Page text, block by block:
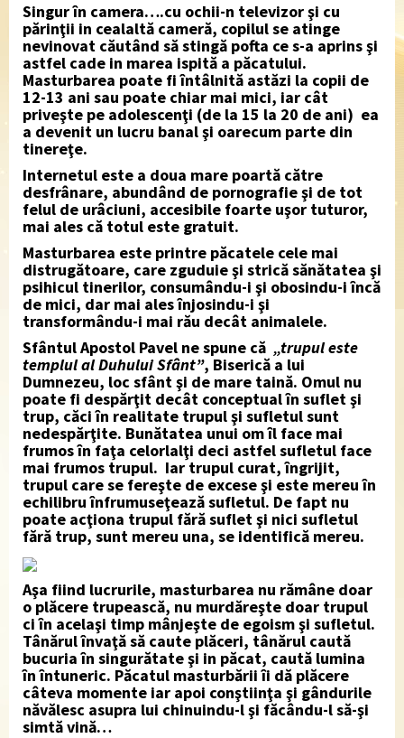
Singur în camera….cu ochii-n televizor şi cu
părinţii in cealaltă cameră, copilul se atinge
nevinovat căutând să stingă pofta ce s-a aprins şi
astfel cade in marea ispită a păcatului.
Masturbarea poate fi întâlnită astăzi la copii de
12-13 ani sau poate chiar mai mici, iar cât
priveşte pe adolescenţi (de la 15 la 20 de ani) ea
a devenit un lucru banal şi oarecum parte din
tinereţe.
Internetul este a doua mare poartă către
desfrânare, abundând de pornografie şi de tot
felul de urâciuni, accesibile foarte uşor tuturor,
mai ales că totul este gratuit.
Masturbarea este printre păcatele cele mai
distrugătoare, care zguduie şi strică sănătatea şi
psihicul tinerilor, consumându-i şi obosindu-i încă
de mici, dar mai ales înjosindu-i şi
transformându-i mai rău decât animalele.
Sfântul Apostol Pavel ne spune că „trupul este
templul al Duhului Sfânt”, Biserică a lui
Dumnezeu, loc sfânt şi de mare taină. Omul nu
poate fi despărţit decât conceptual în suflet şi
trup, căci în realitate trupul şi sufletul sunt
nedespărţite. Bunătatea unui om îl face mai
frumos în faţa celorlalţi deci astfel sufletul face
mai frumos trupul. Iar trupul curat, îngrijit,
trupul care se fereşte de excese şi este mereu în
echilibru înfrumuseţează sufletul. De fapt nu
poate acţiona trupul fără suflet şi nici sufletul
fără trup, sunt mereu una, se identifică mereu.
Aşa fiind lucrurile, masturbarea nu rămâne doar
o plăcere trupească, nu murdăreşte doar trupul
ci în acelaşi timp mânjeşte de egoism şi sufletul.
Tânărul învaţă să caute plăceri, tânărul caută
bucuria în singurătate şi in păcat, caută lumina
în întuneric. Păcatul masturbării îi dă plăcere
câteva momente iar apoi conştiinţa şi gândurile
năvălesc asupra lui chinuindu-l şi făcându-l să-şi
simtă vină…